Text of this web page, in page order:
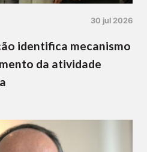
30 jul 2026
identifica mecanismo
da atividade